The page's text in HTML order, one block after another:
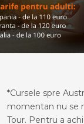
*Cursele spre
momentan nu se
Tour. Pentru a